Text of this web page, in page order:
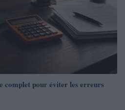
complet pour éviter les erreurs